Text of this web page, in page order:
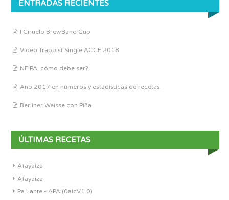
ENTRADAS RECIENTES
I Ciruelo BrewBand Cup
Vídeo Trappist Single ACCE 2018
NEIPA, cómo debe ser?
Año 2017 en números y estadísticas de recetas
Berliner Weisse con Piña
ÚLTIMAS RECETAS
Afayaiza
Afayaiza
Pa´Lante - APA (0alcV1.0)